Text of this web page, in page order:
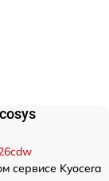
сервисе Kyocera